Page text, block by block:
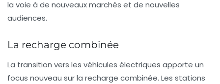
la voie à de nouveaux marchés et de nouvelles
audiences.
La recharge combinée
La transition vers les véhicules électriques apporte un
focus nouveau sur la recharge combinée. Les stations